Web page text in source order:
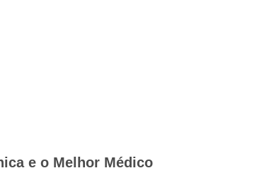
e o Melhor Médico